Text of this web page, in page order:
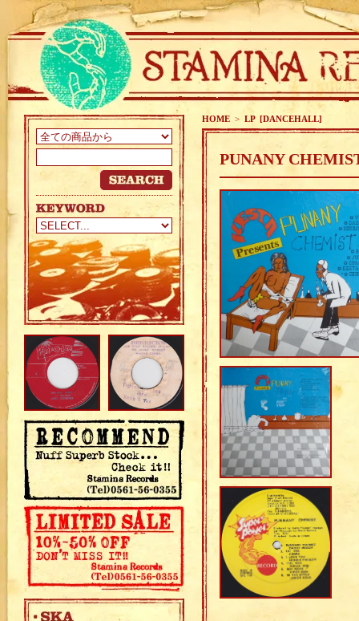
HOME > LP [DANCEHALL]
PUNANY